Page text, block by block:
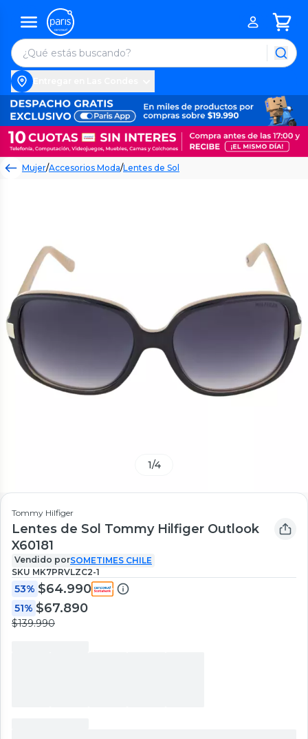
Mujer/Accesorios Moda/Lentes de Sol
1/4
Tommy Hilfiger
Lentes de Sol Tommy Hilfiger Outlook
X60181
Vendido porSOMETIMES CHILE
SKU MK7PRVLZC2-1
53% $64.990
51% $67.890
$139.990